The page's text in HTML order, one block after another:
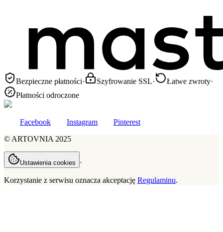
Bezpieczne płatności· Szyfrowanie SSL· Łatwe zwroty·
Płatności odroczone
Facebook Instagram
Pinterest
© ARTOVNIA 2025
Ustawienia cookies ·
Korzystanie z serwisu oznacza akceptację Regulaminu.